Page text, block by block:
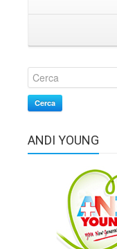
Cerca
ANDI YOUNG